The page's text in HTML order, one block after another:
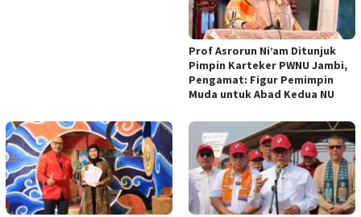
Prof Asrorun Ni’am Ditunjuk
Pimpin Karteker PWNU Jambi,
Pengamat: Figur Pemimpin
Muda untuk Abad Kedua NU